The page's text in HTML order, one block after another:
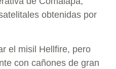
obtenidas por
el misil Hellfire, pero
con cañones de gran